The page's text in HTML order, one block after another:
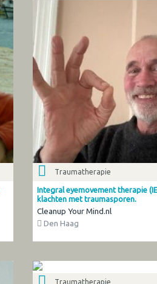
Traumatherapie
Integral eyemovement therapie
klachten met traumasporen.
Cleanup Your Mind.nl
Den Haag
Traumatherapie